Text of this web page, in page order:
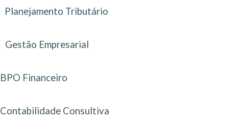
Planejamento Tributário
Gestão Empresarial
BPO Financeiro
Contabilidade Consultiva